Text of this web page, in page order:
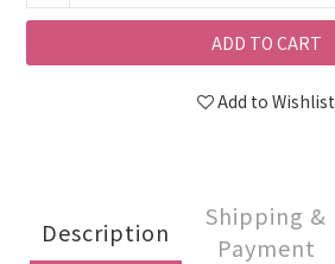
ADD TO CART
Add to Wishlist
Description
Shipping &
Payment